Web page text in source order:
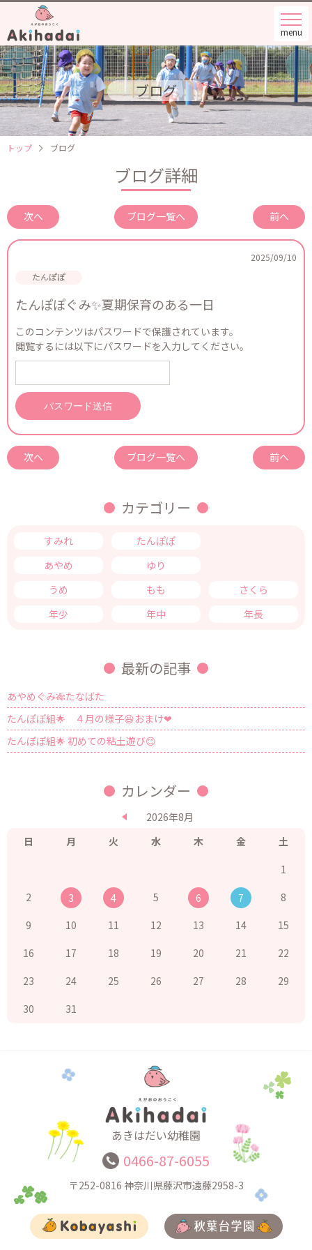
menu
ブログ
トップ ブログ
ブログ詳細
前へ
次へ ブログ一覧へ
2025/09/10
たんぽぽぐみ✨夏期保育のある一日
このコンテンツはパスワードで保護されています。
閲覧するには以下にパスワードを入力してください。
前へ
次へ ブログ一覧へ
カテゴリー
すみれ たんぽぽ
あやめ
ゆり
うめ
もも
さくら
年少
年中 年長
最新の記事
あやめぐみ🎋たなばた
たんぽぽ組🌟 ４月の様子😆おまけ❤
たんぽぽ組🌟 初めての粘土遊び😊
カレンダー
2026年8月
日
月 火 水 木 金
土
1
2
3 4 5 6 7
8
9
10 11 12 13 14
15
16
17 18 19 20 21
22
23
24 25 26 27 28
29
30
31
あきはだい幼稚園
0466-87-6055
〒252-0816 神奈川県藤沢市遠藤2958-3